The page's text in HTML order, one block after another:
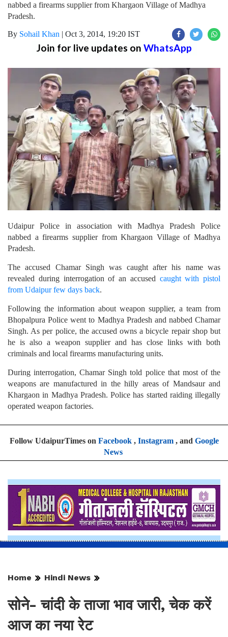
nabbed a firearms supplier from Khargaon Village of Madhya
Pradesh.
By Sohail Khan | Oct 3, 2014, 19:20 IST
Join for live updates on WhatsApp
Udaipur Police in association with Madhya Pradesh Police
nabbed a firearms supplier from Khargaon Village of Madhya
Pradesh.
The accused Chamar Singh was caught after his name was
revealed during interrogation of an accused caught with pistol
from Udaipur few days back.
Following the information about weapon supplier, a team from
Bhopalpura Police went to Madhya Pradesh and nabbed Chamar
Singh. As per police, the accused owns a bicycle repair shop but
he is also a weapon supplier and has close links with both
criminals and local firearms manufacturing units.
During interrogation, Chamar Singh told police that most of the
weapons are manufactured in the hilly areas of Mandsaur and
Khargaon in Madhya Pradesh. Police has started raiding illegally
operated weapon factories.
Follow UdaipurTimes on Facebook, Instagram, and Google
News
Home Hindi News
सोने- चांदी के ताजा भाव जारी, चेक करें
आज का नया रेट